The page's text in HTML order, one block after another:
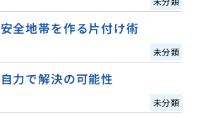
全地帯を作る片付け術
未分類
力で解決の可能性
未分類